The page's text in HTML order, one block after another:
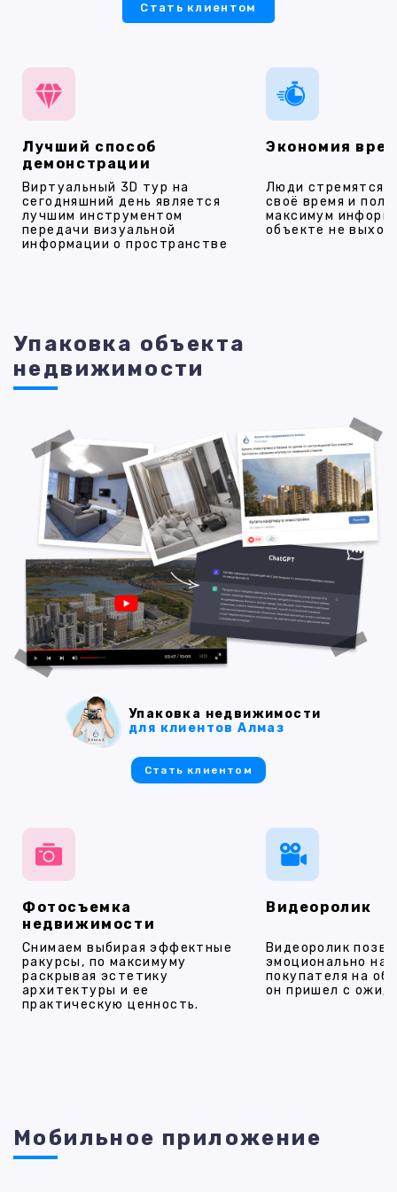
Стать клиентом
Лучший способ
демонстрации
Виртуальный 3D тур на
сегодняшний день является
лучшим инструментом
передачи визуальной
информации о пространстве
Экономия
Люди стремятся
своё время и
максимум
объекте не
Упаковка объекта
недвижимости
Фотосъемка
недвижимости
Снимаем выбирая эффектные
ракурсы, по максимуму
раскрывая эстетику
архитектуры и ее
практическую ценность.
Видеоролик
Видеоролик
эмоционально
покупателя на
он пришел с
Упаковка недвижимости
для клиентов Алмаз
Стать клиентом
Мобильное приложение